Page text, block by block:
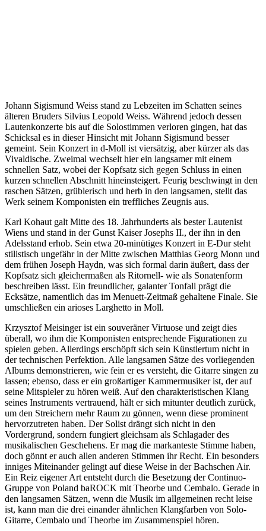
Johann Sigismund Weiss stand zu Lebzeiten im Schatten seines
älteren Bruders Silvius Leopold Weiss. Während jedoch dessen
Lautenkonzerte bis auf die Solostimmen verloren gingen, hat das
Schicksal es in dieser Hinsicht mit Johann Sigismund besser
gemeint. Sein Konzert in d-Moll ist viersätzig, aber kürzer als das
Vivaldische. Zweimal wechselt hier ein langsamer mit einem
schnellen Satz, wobei der Kopfsatz sich gegen Schluss in einen
kurzen schnellen Abschnitt hineinsteigert. Feurig beschwingt in den
raschen Sätzen, grüblerisch und herb in den langsamen, stellt das
Werk seinem Komponisten ein treffliches Zeugnis aus.
Karl Kohaut galt Mitte des 18. Jahrhunderts als bester Lautenist
Wiens und stand in der Gunst Kaiser Josephs II., der ihn in den
Adelsstand erhob. Sein etwa 20-minütiges Konzert in E-Dur steht
stilistisch ungefähr in der Mitte zwischen Matthias Georg Monn und
dem frühen Joseph Haydn, was sich formal darin äußert, dass der
Kopfsatz sich gleichermaßen als Ritornell- wie als Sonatenform
beschreiben lässt. Ein freundlicher, galanter Tonfall prägt die
Ecksätze, namentlich das im Menuett-Zeitmaß gehaltene Finale. Sie
umschließen ein arioses Larghetto in Moll.
Krzysztof Meisinger ist ein souveräner Virtuose und zeigt dies
überall, wo ihm die Komponisten entsprechende Figurationen zu
spielen geben. Allerdings erschöpft sich sein Künstlertum nicht in
der technischen Perfektion. Alle langsamen Sätze des vorliegenden
Albums demonstrieren, wie fein er es versteht, die Gitarre singen zu
lassen; ebenso, dass er ein großartiger Kammermusiker ist, der auf
seine Mitspieler zu hören weiß. Auf den charakteristischen Klang
seines Instruments vertrauend, hält er sich mitunter deutlich zurück,
um den Streichern mehr Raum zu gönnen, wenn diese prominent
hervorzutreten haben. Der Solist drängt sich nicht in den
Vordergrund, sondern fungiert gleichsam als Schlagader des
musikalischen Geschehens. Er mag die markanteste Stimme haben,
doch gönnt er auch allen anderen Stimmen ihr Recht. Ein besonders
inniges Miteinander gelingt auf diese Weise in der Bachschen Air.
Ein Reiz eigener Art entsteht durch die Besetzung der Continuo-
Gruppe von Poland baROCK mit Theorbe und Cembalo. Gerade in
den langsamen Sätzen, wenn die Musik im allgemeinen recht leise
ist, kann man die drei einander ähnlichen Klangfarben von Solo-
Gitarre, Cembalo und Theorbe im Zusammenspiel hören.